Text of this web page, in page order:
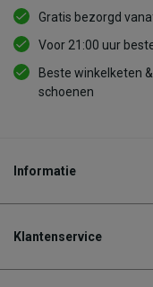
Gratis bezorgd
Voor 21:00 uur
Beste winkelketen
schoenen
Informatie
Klantenservice